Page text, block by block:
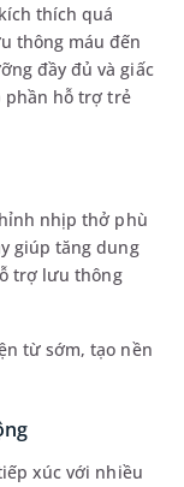
thích quá
thông máu đến
đầy đủ và giấc
phần hỗ trợ trẻ
nhịp thở phù
giúp tăng dung
trợ lưu thông
từ sớm, tạo nền
xúc với nhiều